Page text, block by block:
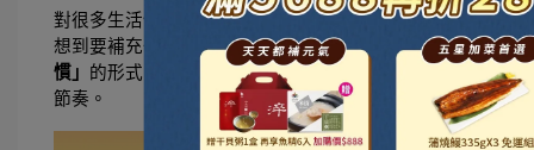
對很多生活忙碌、作息不固定的人來說，比起偶爾才
想到要補充一次，這種「方便、好入口、容易養成習
慣」 的形式，反而更容易持續，也更貼近日常保養的
節奏。